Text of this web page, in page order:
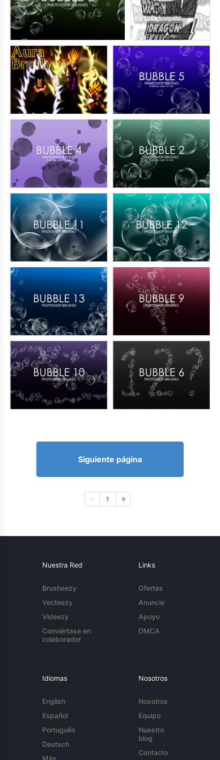
Siguiente página
1
Nuestra Red
Brusheezy
Vecteezy
Videezy
Conviértase en
colaborador
Links
Ofertas
Anuncie
Apoyo
DMCA
Idiomas
English
Español
Português
Deutsch
Más...
Nosotros
Nosotros
Equipo
Nuestro
blog
Contacto